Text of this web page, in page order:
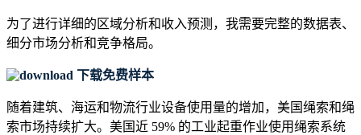
为了进行详细的区域分析和收入预测，我需要完整的数据表、
细分市场分析和竞争格局。
下载免费样本
随着建筑、海运和物流行业设备使用量的增加，美国绳索和绳
索市场持续扩大。美国近 59% 的工业起重作业使用绳索系统